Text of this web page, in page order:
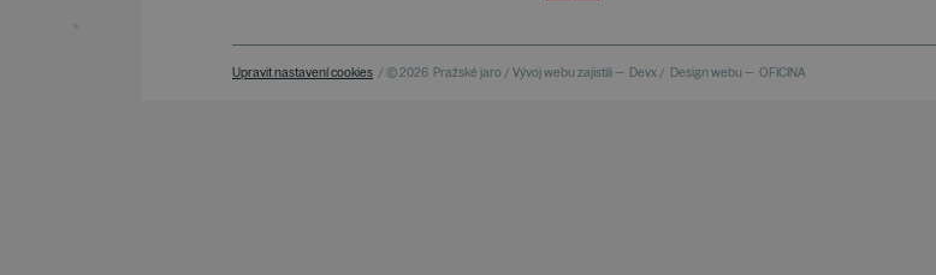
Upravit nastavení cookies / © 2026 Pražské jaro / Vývoj webu zajistili — Devx / Design webu — OFICINA